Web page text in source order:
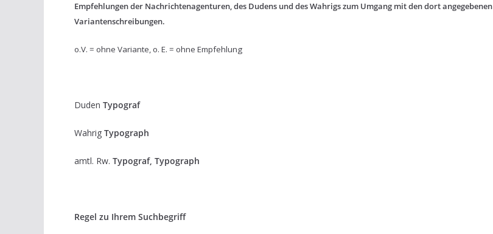
Empfehlungen der Nachrichtenagenturen, des Dudens und des Wahrigs zum Umgang mit den dort angegebenen
Variantenschreibungen.
o.V. = ohne Variante, o. E. = ohne Empfehlung
Duden Typograf
Wahrig Typograph
amtl. Rw. Typograf, Typograph
Regel zu Ihrem Suchbegriff